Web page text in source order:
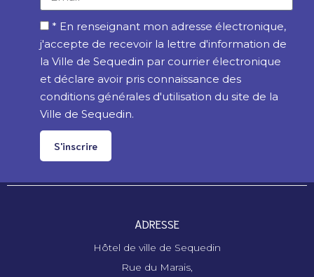
* En renseignant mon adresse électronique,
j'accepte de recevoir la lettre d'information de
la Ville de Sequedin par courrier électronique
et déclare avoir pris connaissance des
conditions générales d'utilisation du site de la
Ville de Sequedin.
S'inscrire
ADRESSE
Hôtel de ville de Sequedin
Rue du Marais,